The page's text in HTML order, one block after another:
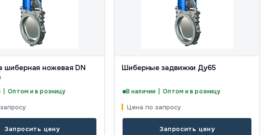
шиберная ножевая DN
| Оптом и в розницу
Запросить цену
Шиберные задвижки Ду65
В наличии | Оптом и в розницу
Цена по запросу
Запросить цену